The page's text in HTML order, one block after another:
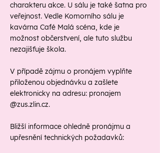
charakteru akce. U sálu je také šatna pro
veřejnost. Vedle Komorního sálu je
kavárna Café Malá scéna, kde je
možnost občerstvení, ale tuto službu
nezajišťuje škola.
V případě zájmu o pronájem vyplňte
přiloženou objednávku a zašlete
elektronicky na adresu: pronajem
@zus.zlin.cz.
Bližší informace ohledně pronájmu a
upřesnění technických požadavků: